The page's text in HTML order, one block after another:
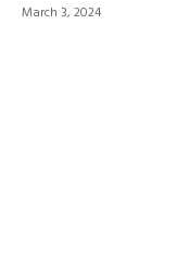
March 3, 2024